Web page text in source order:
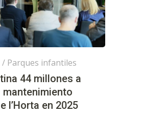
/ Parques infantiles
44 millones a
l’Horta en 2025